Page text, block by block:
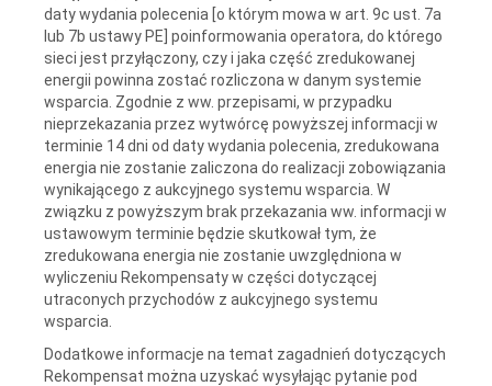
daty wydania polecenia [o którym mowa w art. 9c ust. 7a
lub 7b ustawy PE] poinformowania operatora, do którego
sieci jest przyłączony, czy i jaka część zredukowanej
energii powinna zostać rozliczona w danym systemie
wsparcia. Zgodnie z ww. przepisami, w przypadku
nieprzekazania przez wytwórcę powyższej informacji w
terminie 14 dni od daty wydania polecenia, zredukowana
energia nie zostanie zaliczona do realizacji zobowiązania
wynikającego z aukcyjnego systemu wsparcia. W
związku z powyższym brak przekazania ww. informacji w
ustawowym terminie będzie skutkował tym, że
zredukowana energia nie zostanie uwzględniona w
wyliczeniu Rekompensaty w części dotyczącej
utraconych przychodów z aukcyjnego systemu
wsparcia.
Dodatkowe informacje na temat zagadnień dotyczących
Rekompensat można uzyskać wysyłając pytanie pod